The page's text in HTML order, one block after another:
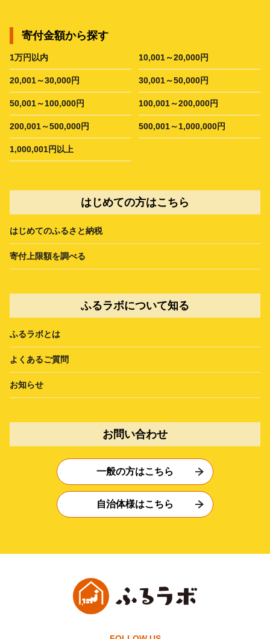
寄付金額から探す
1万円以内 10,001～20,000円
20,001～30,000円 30,001～50,000円
50,001～100,000円 100,001～200,000円
200,001～500,000円 500,001～1,000,000円
1,000,001円以上
はじめての方はこちら
はじめてのふるさと納税
寄付上限額を調べる
ふるラボについて知る
ふるラボとは
よくあるご質問
お知らせ
お問い合わせ
一般の方はこちら
自治体様はこちら